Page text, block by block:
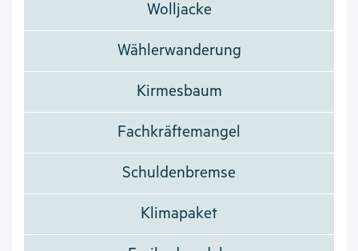
Wolljacke
Wählerwanderung
Kirmesbaum
Fachkräftemangel
Schuldenbremse
Klimapaket